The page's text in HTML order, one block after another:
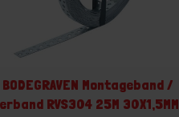
BODEGRAVEN Montageband /
RVS304 25M 30X1,5MM